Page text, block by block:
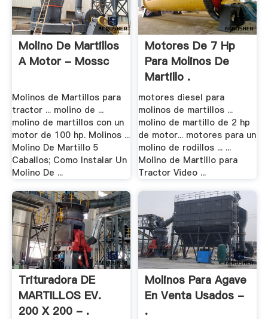
Molino De Martillos
A Motor - Mossc
Molinos de Martillos para
tractor ... molino de ...
molino de martillos con un
motor de 100 hp. Molinos ...
Molino De Martillo 5
Caballos; Como Instalar Un
Molino De ...
Motores De 7 Hp
Para Molinos De
Martillo .
motores diesel para
molinos de martillos ...
molino de martillo de 2 hp
de motor... motores para un
molino de rodillos ... ...
Molino de Martillo para
Tractor Video ...
Trituradora DE
MARTILLOS EV.
200 X 200 - .
Molinos Para Agave
En Venta Usados -
.